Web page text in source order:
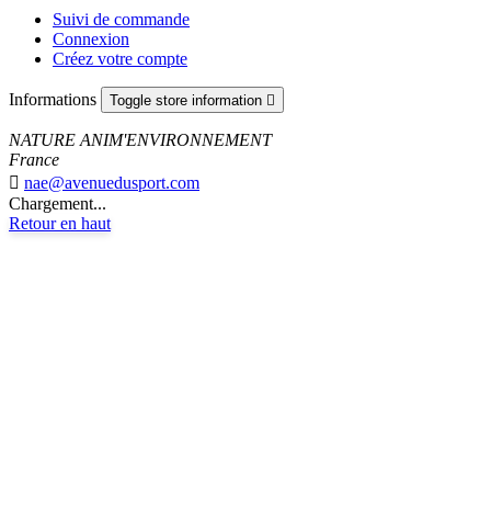
Suivi de commande
Connexion
Créez votre compte
Informations Toggle store information 
NATURE ANIM'ENVIRONNEMENT
France
 nae@avenuedusport.com
Chargement...
Retour en haut